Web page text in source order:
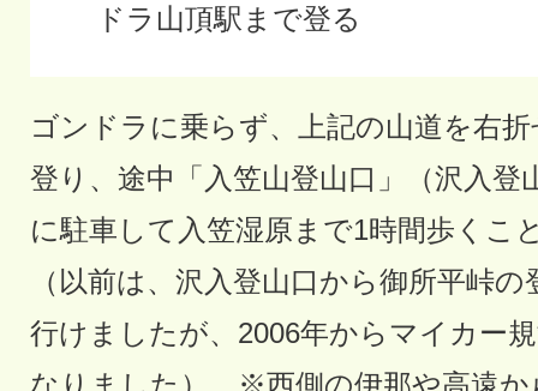
ドラ山頂駅まで登る
ゴンドラに乗らず、上記の山道を右
登り、途中「入笠山登山口」（沢入登
に駐車して入笠湿原まで1時間歩くこ
（以前は、沢入登山口から御所平峠
行けましたが、2006年からマイカー